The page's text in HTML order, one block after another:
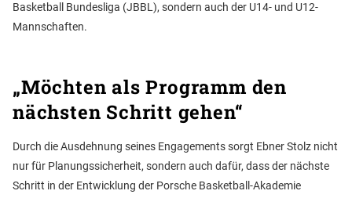
Basketball Bundesliga (JBBL), sondern auch der U14- und U12-
Mannschaften.
„Möchten als Programm den
nächsten Schritt gehen“
Durch die Ausdehnung seines Engagements sorgt Ebner Stolz nicht
nur für Planungssicherheit, sondern auch dafür, dass der nächste
Schritt in der Entwicklung der Porsche Basketball-Akademie